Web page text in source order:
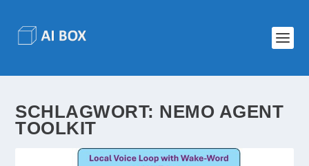
SCHLAGWORT: NEMO AGENT
TOOLKIT